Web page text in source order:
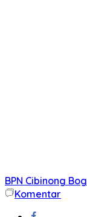
BPN Cibinong
Komentar